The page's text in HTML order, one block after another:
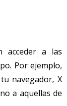
acceder a las
Por ejemplo,
navegador, X
a aquellas de